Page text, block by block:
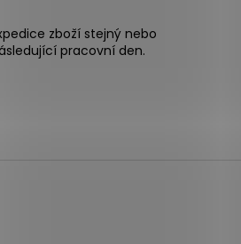
zboží stejný nebo
pracovní den.